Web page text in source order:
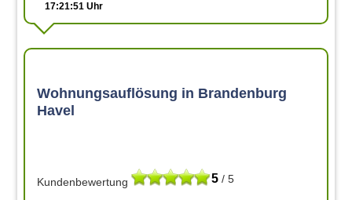
17:21:51 Uhr
Wohnungsauflösung in Brandenburg
Havel
5 / 5
Kundenbewertung